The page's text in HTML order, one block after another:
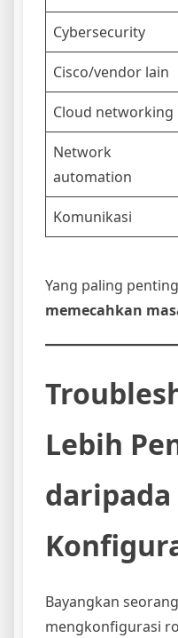
Cybersecurity
Cisco/vendor lain
Cloud networking
Network
automation
Komunikasi
Yang paling
memecahkan
Lebih
daripada
Bayangkan
mengkonfigurasi